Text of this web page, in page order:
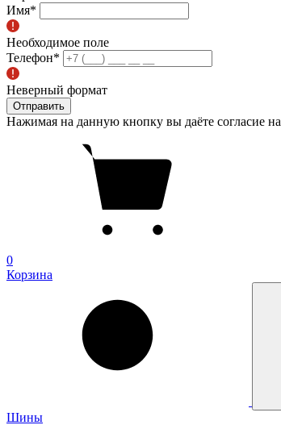
Имя*
Необходимое поле
Телефон*
Неверный формат
Отправить
Нажимая на данную кнопку вы даёте согласие на
0
Корзина
Шины